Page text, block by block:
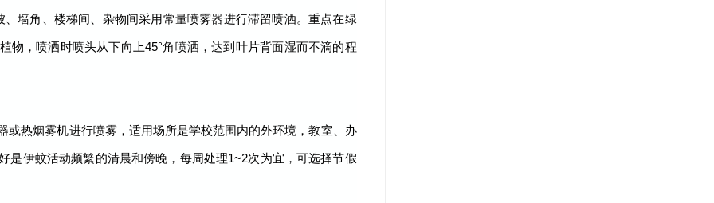
、墙角、楼梯间、杂物间采用常量喷雾器进行滞留喷洒。重点在绿
物，喷洒时喷头从下向上45°角喷洒，达到叶片背面湿而不滴的程
或热烟雾机进行喷雾，适用场所是学校范围内的外环境，教室、办
是伊蚊活动频繁的清晨和傍晚，每周处理1~2次为宜，可选择节假